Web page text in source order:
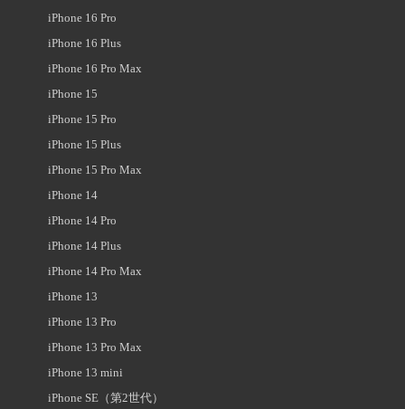
iPhone 16 Pro
iPhone 16 Plus
iPhone 16 Pro Max
iPhone 15
iPhone 15 Pro
iPhone 15 Plus
iPhone 15 Pro Max
iPhone 14
iPhone 14 Pro
iPhone 14 Plus
iPhone 14 Pro Max
iPhone 13
iPhone 13 Pro
iPhone 13 Pro Max
iPhone 13 mini
iPhone SE（第2世代）